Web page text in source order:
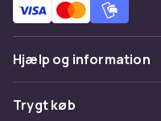
Hjælp og information
Ofte stillede spørgsmål
Trygt køb